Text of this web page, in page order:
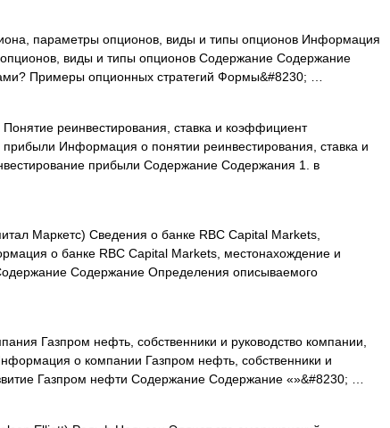
параметры опционов, виды и типы опционов Информация
виды и типы опционов Содержание Содержание
Примеры опционных стратегий Формы&#8230; …
реинвестирования, ставка и коэффициент
прибыли Информация о понятии реинвестирования, ставка и
прибыли Содержание Содержания 1. в
Маркетс) Сведения о банке RBC Capital Markets,
о банке RBC Capital Markets, местонахождение и
Содержание Определения описываемого
Газпром нефть, собственники и руководство компании,
о компании Газпром нефть, собственники и
Газпром нефти Содержание Содержание «»&#8230; …